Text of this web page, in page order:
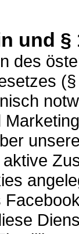
und §
des